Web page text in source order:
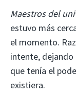
Maestros del
estuvo más
el momento.
intente, dejando
que tenía el
existiera.